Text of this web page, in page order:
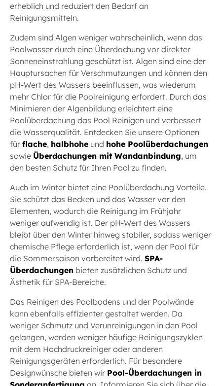
erheblich und reduziert den Bedarf an
Reinigungsmitteln.
Zudem sind Algen weniger wahrscheinlich, wenn das
Poolwasser durch eine Überdachung vor direkter
Sonneneinstrahlung geschützt ist. Algen sind eine der
Hauptursachen für Verschmutzungen und können den
pH-Wert des Wassers beeinflussen, was wiederum
mehr Chlor für die Poolreinigung erfordert. Durch das
Minimieren der Algenbildung erleichtert eine
Poolüberdachung das Pool Reinigen und verbessert
die Wasserqualität. Entdecken Sie unsere Optionen
für flache, halbhohe und hohe Poolüberdachungen
sowie Überdachungen mit Wandanbindung, um
den besten Schutz für Ihren Pool zu finden.
Auch im Winter bietet eine Poolüberdachung Vorteile.
Sie schützt das Becken und das Wasser vor den
Elementen, wodurch die Reinigung im Frühjahr
weniger aufwendig ist. Der pH-Wert des Wassers
bleibt über den Winter hinweg stabiler, sodass weniger
chemische Pflege erforderlich ist, wenn der Pool für
die Sommersaison vorbereitet wird. SPA-
Überdachungen bieten zusätzlichen Schutz und
Ästhetik für SPA-Bereiche.
Das Reinigen des Poolbodens und der Poolwände
kann ebenfalls effizienter gestaltet werden. Da
weniger Schmutz und Verunreinigungen in den Pool
gelangen, werden weniger häufige Reinigungszyklen
mit dem Hochdruckreiniger oder anderen
Reinigungsgeräten erforderlich. Für besondere
Designwünsche bieten wir Pool-Überdachungen in